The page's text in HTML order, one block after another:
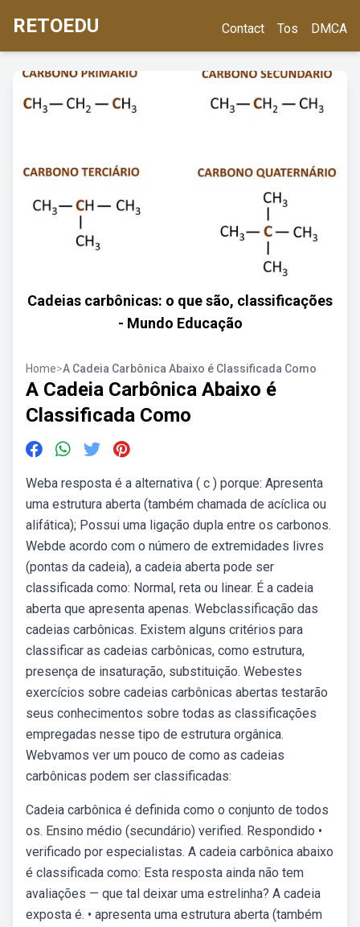
RETOEDU Contact Tos DMCA
Cadeias carbônicas: o que são, classificações
- Mundo Educação
Home>A Cadeia Carbônica Abaixo é Classificada Como
A Cadeia Carbônica Abaixo é
Classificada Como
Weba resposta é a alternativa ( c ) porque: Apresenta
uma estrutura aberta (também chamada de acíclica ou
alifática); Possui uma ligação dupla entre os carbonos.
Webde acordo com o número de extremidades livres
(pontas da cadeia), a cadeia aberta pode ser
classificada como: Normal, reta ou linear. É a cadeia
aberta que apresenta apenas. Webclassificação das
cadeias carbônicas. Existem alguns critérios para
classificar as cadeias carbônicas, como estrutura,
presença de insaturação, substituição. Webestes
exercícios sobre cadeias carbônicas abertas testarão
seus conhecimentos sobre todas as classificações
empregadas nesse tipo de estrutura orgânica.
Webvamos ver um pouco de como as cadeias
carbônicas podem ser classificadas:
Cadeia carbônica é definida como o conjunto de todos
os. Ensino médio (secundário) verified. Respondido •
verificado por especialistas. A cadeia carbônica abaixo
é classificada como: Esta resposta ainda não tem
avaliações — que tal deixar uma estrelinha? A cadeia
exposta é. • apresenta uma estrutura aberta (também